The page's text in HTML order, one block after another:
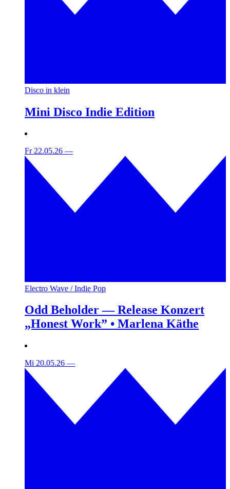
Disco in klein
Mini Disco Indie Edition
Fr 22.05.26 —
Electro Wave / Indie Pop
Odd Beholder — Release Konzert
„Honest Work” • Marlena Käthe
Mi 20.05.26 —